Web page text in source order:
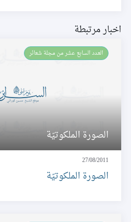
اخبار مرتبطة
العـدد السابع عشر من مجلة شعائر
الصورة الملكوتيّة
27/08/2011
الصورة الملكوتيّة